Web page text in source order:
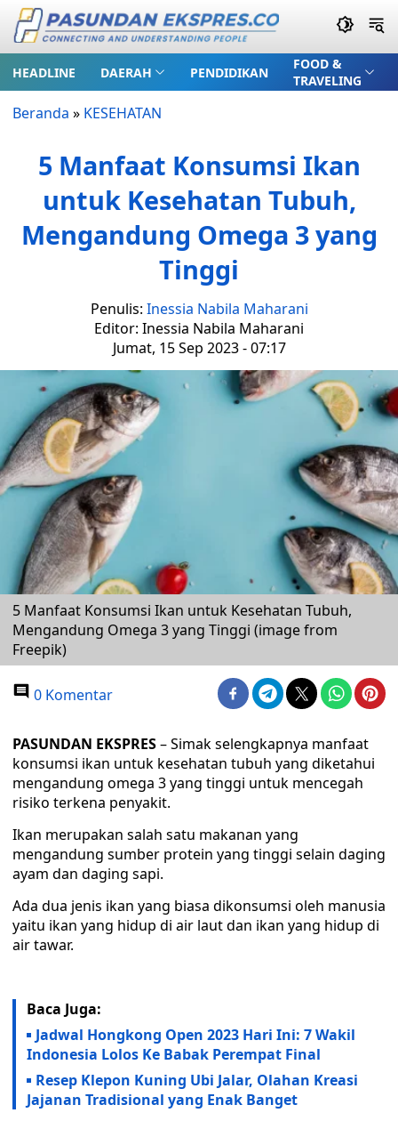
HEADLINE DAERAH PENDIDIKAN
FOOD &
TRAVELING
Beranda » KESEHATAN
5 Manfaat Konsumsi Ikan
untuk Kesehatan Tubuh,
Mengandung Omega 3 yang
Tinggi
Penulis: Inessia Nabila Maharani
Editor: Inessia Nabila Maharani
Jumat, 15 Sep 2023 - 07:17
5 Manfaat Konsumsi Ikan untuk Kesehatan Tubuh,
Mengandung Omega 3 yang Tinggi (image from
Freepik)
0 Komentar
PASUNDAN EKSPRES– Simak selengkapnya manfaat
konsumsi ikan untuk kesehatan tubuh yang diketahui
mengandung omega 3 yang tinggi untuk mencegah
risiko terkena penyakit.
Ikan merupakan salah satu makanan yang
mengandung sumber protein yang tinggi selain daging
ayam dan daging sapi.
Ada dua jenis ikan yang biasa dikonsumsi oleh manusia
yaitu ikan yang hidup di air laut dan ikan yang hidup di
air tawar.
Baca Juga:
Jadwal Hongkong Open 2023 Hari Ini: 7 Wakil
Indonesia Lolos Ke Babak Perempat Final
Resep Klepon Kuning Ubi Jalar, Olahan Kreasi
Jajanan Tradisional yang Enak Banget